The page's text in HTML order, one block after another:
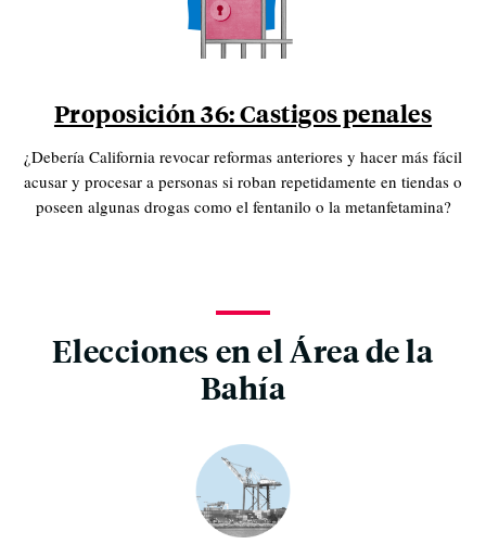
Proposición 36: Castigos penales
¿Debería California revocar reformas anteriores y hacer más fácil
acusar y procesar a personas si roban repetidamente en tiendas o
poseen algunas drogas como el fentanilo o la metanfetamina?
Elecciones en el Área de la
Bahía